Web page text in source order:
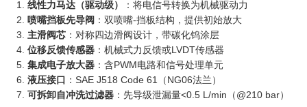
线性力马达（驱动级）
‍：将电信号转换为机械驱动力
喷嘴挡板先导阀 ：双喷嘴-挡板结构，提供初始放大
主滑阀芯 ：对称四边滑阀设计，带碳化钨涂层
位移反馈传感器 ：机械式力反馈或LVDT传感器
集成电子放大器 ：含PWM电路和信号处理单元
液压接口 ：SAE J518 Code 61（NG06法兰）
可拆卸自冲洗过滤器 ：先导级泄漏量<0.5 L/min（@210 bar）